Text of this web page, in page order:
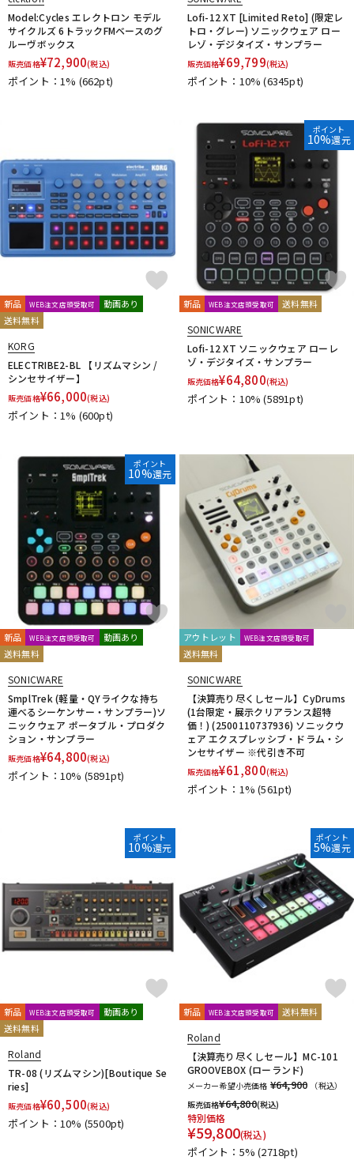
Model:Cycles エレクトロン モデル
サイクルズ 6トラックFMベースのグ
ルーヴボックス
販売価格¥72,900(税込)
ポイント：1% (662pt)
Lofi-12 XT [Limited Reto] (限定レ
トロ・グレー) ソニックウェア ロー
レゾ・デジタイズ・サンプラー
販売価格¥69,799(税込)
ポイント：10%(6345pt)
新品 WEB注文店頭受取可
動画あり
送料無料
KORG
ELECTRIBE2-BL 【リズムマシン /
シンセサイザー】
販売価格¥66,000(税込)
ポイント：1% (600pt)
ポイント
10%還元
新品 WEB注文店頭受取可 送料無料
SONICWARE
Lofi-12 XT ソニックウェア ローレ
ゾ・デジタイズ・サンプラー
販売価格¥64,800(税込)
ポイント：10%(5891pt)
ポイント
10%還元
新品 WEB注文店頭受取可
動画あり
送料無料
SONICWARE
SmplTrek (軽量・QYライクな持ち
運べるシーケンサー・サンプラー)ソ
ニックウェア ポータブル・プロダク
ション・サンプラー
販売価格¥64,800(税込)
ポイント：10% (5891pt)
アウトレット WEB注文店頭受取可
送料無料
SONICWARE
【決算売り尽くしセール】CyDrums
(1台限定・展示クリアランス超特
価！) (2500110737936) ソニックウ
ェア エクスプレッシブ・ドラム・シ
ンセサイザー ※代引き不可
販売価格¥61,800(税込)
ポイント：1%(561pt)
ポイント
10%還元
新品 WEB注文店頭受取可
動画あり
送料無料
Roland
TR-08 (リズムマシン)[Boutique Se
ries]
販売価格¥60,500(税込)
ポイント：10% (5500pt)
ポイント
5%還元
新品 WEB注文店頭受取可 送料無料
Roland
【決算売り尽くしセール】MC-101
GROOVEBOX (ローランド)
メーカー希望小売価格 ¥64,900
（税込）
販売価格¥64,800(税込)
特別価格
¥59,800(税込)
ポイント：5%(2718pt)